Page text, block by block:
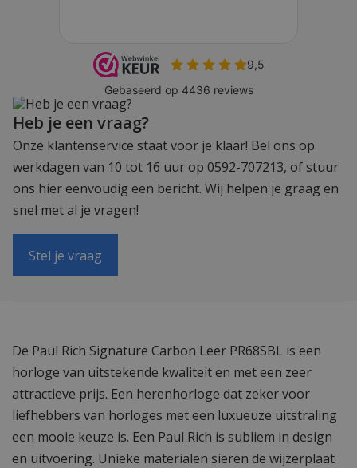
Heb je een vraag?
Onze klantenservice staat voor je klaar! Bel ons op
werkdagen van 10 tot 16 uur op 0592-707213, of stuur
ons hier eenvoudig een bericht. Wij helpen je graag en
snel met al je vragen!
Stel je vraag
De Paul Rich Signature Carbon Leer PR68SBL is een
horloge van uitstekende kwaliteit en met een zeer
attractieve prijs. Een herenhorloge dat zeker voor
liefhebbers van horloges met een luxueuze uitstraling
een mooie keuze is. Een Paul Rich is subliem in design
en uitvoering. Unieke materialen sieren de wijzerplaat